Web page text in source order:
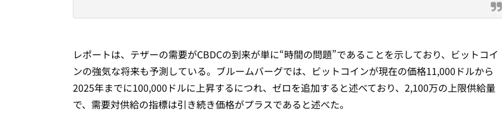
レポートは、テザーの需要がCBDCの到来が単に“時間の問題”であることを示しており、ビットコイ
ンの強気な将来も予測している。ブルームバーグでは、ビットコインが現在の価格11,000ドルから
2025年までに100,000ドルに上昇するにつれ、ゼロを追加すると述べており、2,100万の上限供給量
で、需要対供給の指標は引き続き価格がプラスであると述べた。